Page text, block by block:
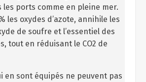
les ports comme en pleine mer.
les oxydes d’azote, annihile les
de soufre et l’essentiel des
tout en réduisant le CO2 de
en sont équipés ne peuvent pas